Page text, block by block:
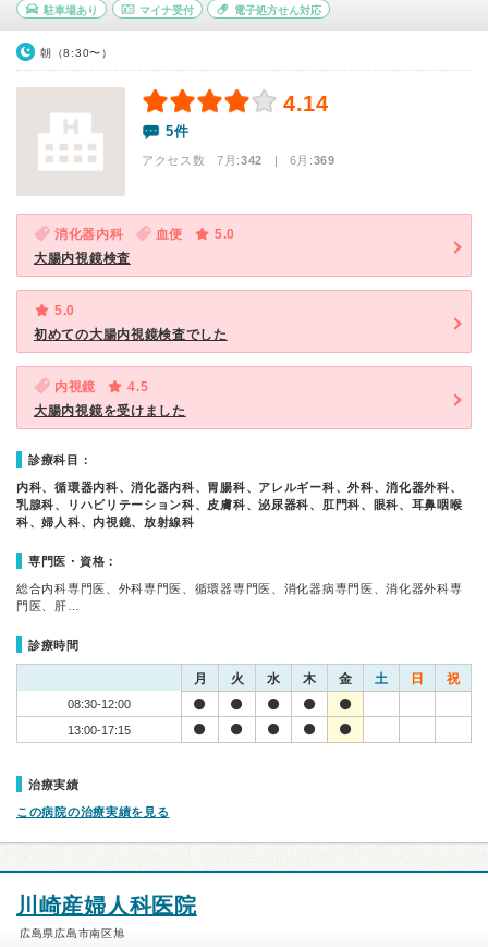
駐車場あり マイナ受付 電子処方せん対応
朝（8:30〜）
4.14
5件
アクセス数 7月:342 | 6月:369
消化器内科 血便
5.0
大腸内視鏡検査
5.0
初めての大腸内視鏡検査でした
内視鏡
4.5
大腸内視鏡を受けました
診療科目：
内科、循環器内科、消化器内科、胃腸科、アレルギー科、外科、消化器外科、
乳腺科、リハビリテーション科、皮膚科、泌尿器科、肛門科、眼科、耳鼻咽喉
科、婦人科、内視鏡、放射線科
専門医・資格：
総合内科専門医、外科専門医、循環器専門医、消化器病専門医、消化器外科専
門医、肝…
診療時間
月 火 水 木 金 土 日 祝
08:30-12:00
13:00-17:15
治療実績
この病院の治療実績を見る
川崎産婦人科医院
広島県広島市南区旭